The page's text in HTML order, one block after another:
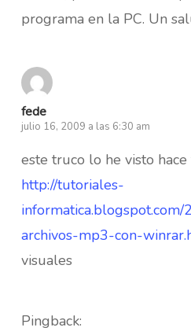
programa en la PC. Un
fede
julio 16, 2009 a las 6:30 am
este truco lo he visto
http://tutoriales-
archivos-mp3-con-
visuales
Pingback: